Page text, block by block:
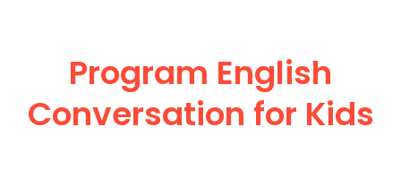
Program English
Conversation for Kids